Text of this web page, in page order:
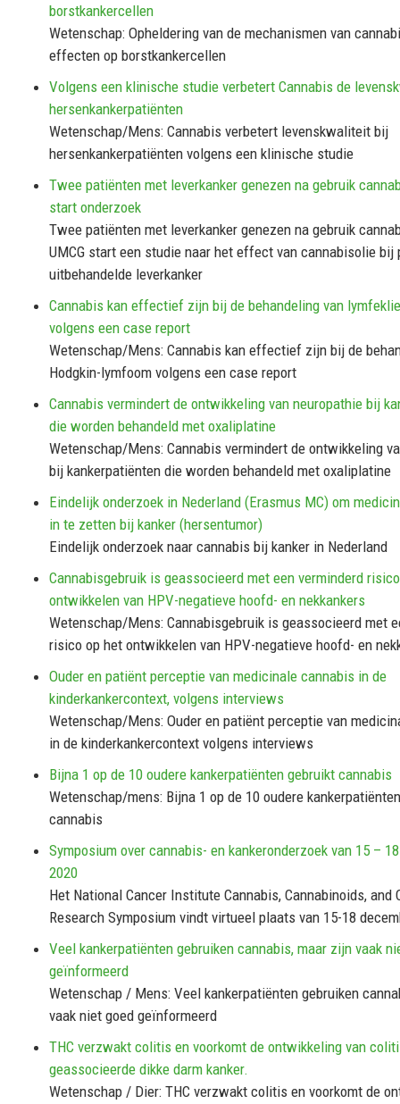
borstkankercellen
Wetenschap: Opheldering van de mechanismen van
effecten op borstkankercellen
Volgens een klinische studie verbetert Cannabis de
hersenkankerpatiënten
Wetenschap/Mens: Cannabis verbetert levenskwaliteit bij
hersenkankerpatiënten volgens een klinische studie
Twee patiënten met leverkanker genezen na gebruik
start onderzoek
Twee patiënten met leverkanker genezen na gebruik
UMCG start een studie naar het effect van cannabisolie bij
uitbehandelde leverkanker
Cannabis kan effectief zijn bij de behandeling van
volgens een case report
Wetenschap/Mens: Cannabis kan effectief zijn bij de
Hodgkin-lymfoom volgens een case report
Cannabis vermindert de ontwikkeling van neuropathie bij
die worden behandeld met oxaliplatine
Wetenschap/Mens: Cannabis vermindert de ontwikkeling
bij kankerpatiënten die worden behandeld met oxaliplatine
Eindelijk onderzoek in Nederland (Erasmus MC) om
in te zetten bij kanker (hersentumor)
Eindelijk onderzoek naar cannabis bij kanker in Nederland
Cannabisgebruik is geassocieerd met een verminderd
ontwikkelen van HPV-negatieve hoofd- en nekkankers
Wetenschap/Mens: Cannabisgebruik is geassocieerd met
risico op het ontwikkelen van HPV-negatieve hoofd- en
Ouder en patiënt perceptie van medicinale cannabis in de
kinderkankercontext, volgens interviews
Wetenschap/Mens: Ouder en patiënt perceptie van
in de kinderkankercontext volgens interviews
Bijna 1 op de 10 oudere kankerpatiënten gebruikt cannabis
Wetenschap/mens: Bijna 1 op de 10 oudere
cannabis
Symposium over cannabis- en kankeronderzoek van 15 –
2020
Het National Cancer Institute Cannabis, Cannabinoids, and
Research Symposium vindt virtueel plaats van 15-18
Veel kankerpatiënten gebruiken cannabis, maar zijn vaak
geïnformeerd
Wetenschap / Mens: Veel kankerpatiënten gebruiken
vaak niet goed geïnformeerd
THC verzwakt colitis en voorkomt de ontwikkeling van
geassocieerde dikke darm kanker.
Wetenschap / Dier: THC verzwakt colitis en voorkomt de